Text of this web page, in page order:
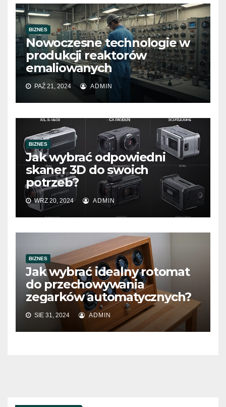
BIZNES
Nowoczesne technologie w
produkcji reaktorów
emaliowanych
PAŹ 21, 2024 ADMIN
BIZNES
Jak wybrać odpowiedni
skaner 3D do swoich
potrzeb?
WRZ 20, 2024 ADMIN
BIZNES
Jak wybrać idealny rotomat
do przechowywania
zegarków automatycznych?
SIE 31, 2024 ADMIN